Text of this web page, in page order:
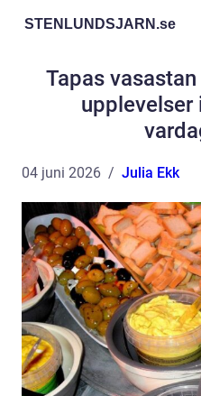
STENLUNDSJARN.se
Tapas
04 juni 2026 Julia Ekk